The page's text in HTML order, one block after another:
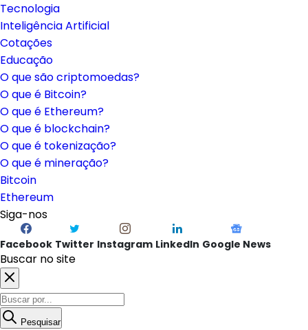
Tecnologia
Inteligência Artificial
Cotações
Educação
O que são criptomoedas?
O que é Bitcoin?
O que é Ethereum?
O que é blockchain?
O que é tokenização?
O que é mineração?
Bitcoin
Ethereum
Siga-nos
Facebook Twitter Instagram LinkedIn Google News
Buscar no site
Pesquisar